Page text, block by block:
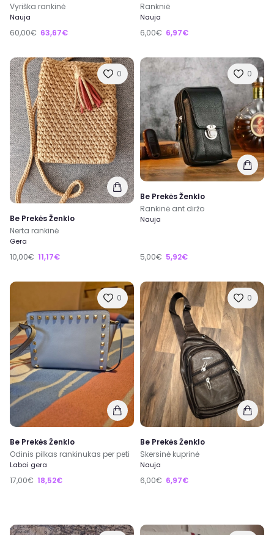
Vyriška rankinė
Nauja
60,00€ 63,67€
Rankniė
Nauja
6,00€ 6,97€
0
Be Prekės Ženklo
Nerta rankinė
Gera
10,00€ 11,17€
0
Be Prekės Ženklo
Rankinė ant diržo
Nauja
5,00€ 5,92€
0
Be Prekės Ženklo
Odinis pilkas rankinukas per peti
Labai gera
17,00€ 18,52€
0
Be Prekės Ženklo
Skersinė kuprinė
Nauja
6,00€ 6,97€